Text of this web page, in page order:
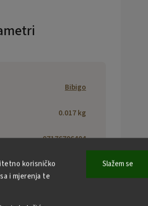
korisničko
i mjerenja te
Slažem se
Bibigo
0.017 kg
07176706404
CJ CheilJedang
Corp., 330 Dong